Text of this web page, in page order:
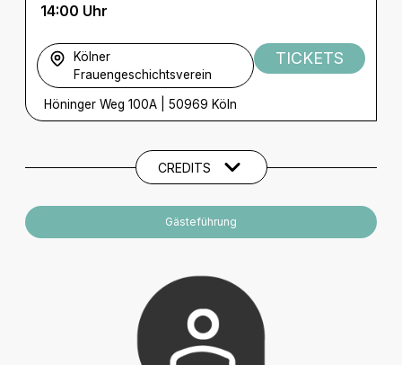
14:00 Uhr
Kölner
Frauengeschichtsverein
Höninger Weg 100A 50969 Köln
TICKETS
CREDITS
Gästeführung